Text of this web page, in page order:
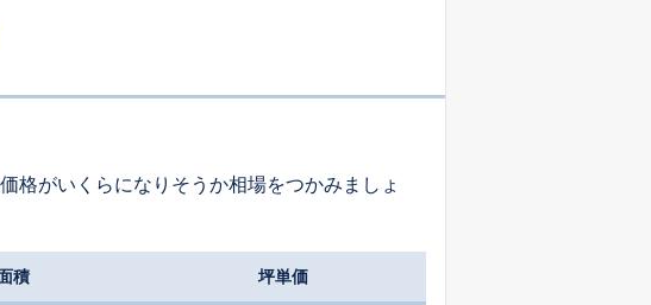
格がいくらになりそうか相場をつかみましょ
積 坪単価